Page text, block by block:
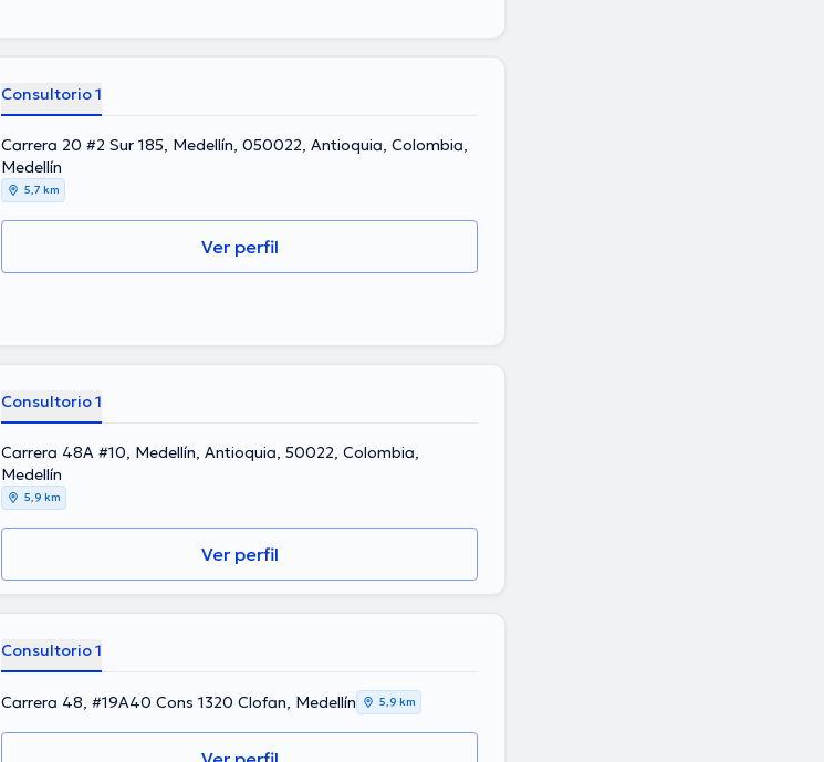
Consultorio 1
Carrera 20 #2 Sur 185, Medellín, 050022, Antioquia, Colombia,
Medellín
5,7 km
Ver perfil
Consultorio 1
Carrera 48A #10, Medellín, Antioquia, 50022, Colombia,
Medellín
5,9 km
Ver perfil
Consultorio 1
Carrera 48, #19A40 Cons 1320 Clofan, Medellín 5,9 km